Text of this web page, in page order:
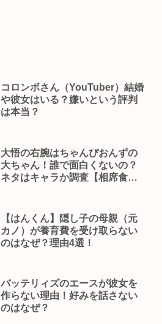
コロンボさん（YouTuber）結婚
や彼女はいる？嫌いという評判
は本当？
大悟の右腕はちゃんぴおんずの
大ちゃん！誰で面白くないの？
ネタはキャラか調査【相席食
【はんくん】隠し子の母親（元
カノ）が養育費を受け取らない
のはなぜ？理由4選！
バッテリィズのエースが彼女を
作らない理由！好みを話さない
のはなぜ？